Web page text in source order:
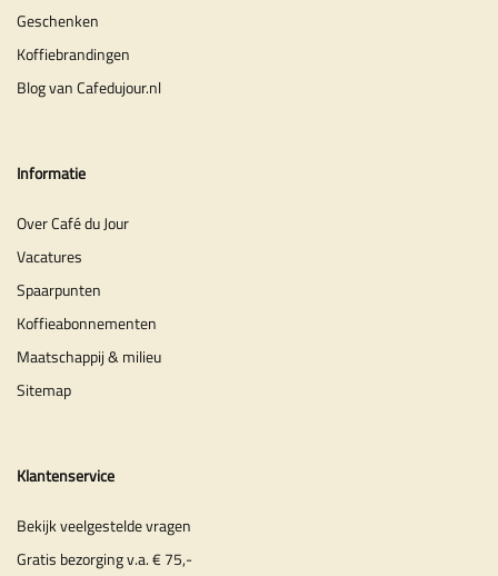
Geschenken
Koffiebrandingen
Blog van Cafedujour.nl
Informatie
Over Café du Jour
Vacatures
Spaarpunten
Koffieabonnementen
Maatschappij & milieu
Sitemap
Klantenservice
Bekijk veelgestelde vragen
Gratis bezorging v.a. € 75,-